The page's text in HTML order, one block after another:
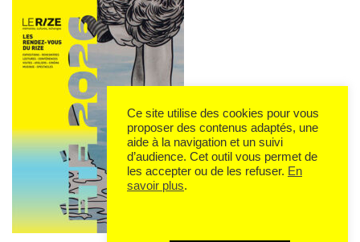
Ce site utilise des cookies pour vous
proposer des contenus adaptés, une
aide à la navigation et un suivi
d’audience. Cet outil vous permet de
les accepter ou de les refuser. En
savoir plus.